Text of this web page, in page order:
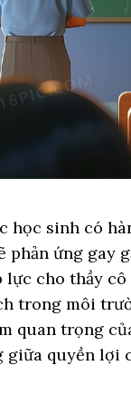
học sinh có
ứng gay
cho thầy
trong môi
quan trọng
quyền lợi